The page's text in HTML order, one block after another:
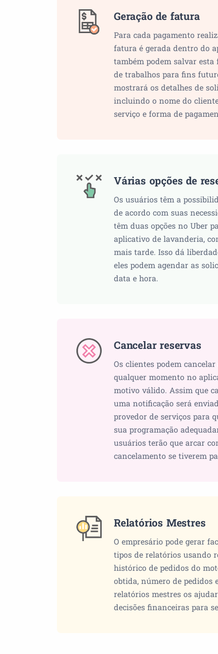
Geração de fatura
Para cada pagamento
fatura é gerada dentro do
também podem salvar
de trabalhos para fins
mostrará os detalhes de
incluindo o nome do
serviço e forma de
Várias opções de
Os usuários têm a
de acordo com suas
têm duas opções no Uber
aplicativo de lavanderia,
mais tarde. Isso dá
eles podem agendar as
data e hora.
Cancelar reservas
Os clientes podem
qualquer momento no
motivo válido. Assim que
uma notificação será
provedor de serviços para
sua programação
usuários terão que arcar
cancelamento se tiverem
Relatórios Mestres
O empresário pode gerar
tipos de relatórios usando
histórico de pedidos do
obtida, número de pedidos
relatórios mestres os
decisões financeiras para